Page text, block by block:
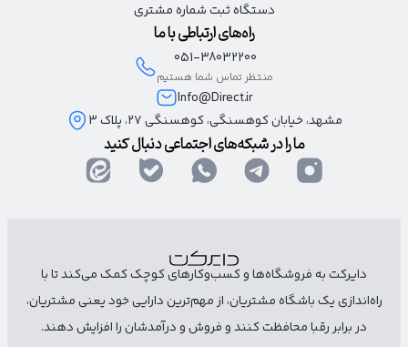
دستگاه ثبت شماره مشتری
راه‌های ارتباطی با ما
051-38032200
منتظر تماس شما هستیم
Info@Direct.ir
مشهد، خیابان کوهسنگی، کوهسنگی ۲۷، پلاک 3
ما را در شبکه‌های اجتماعی دنبال کنید
دایرکت به فروشگاه‌ها و کسب‌وکارهای کوچک کمک می‌کند تا با
راه‌اندازی یک باشگاه مشتریان، از مهم‌ترین دارایی خود یعنی مشتریان،
در برابر رقبا محافظت کنند و فروش و درآمدشان را افزایش دهند.